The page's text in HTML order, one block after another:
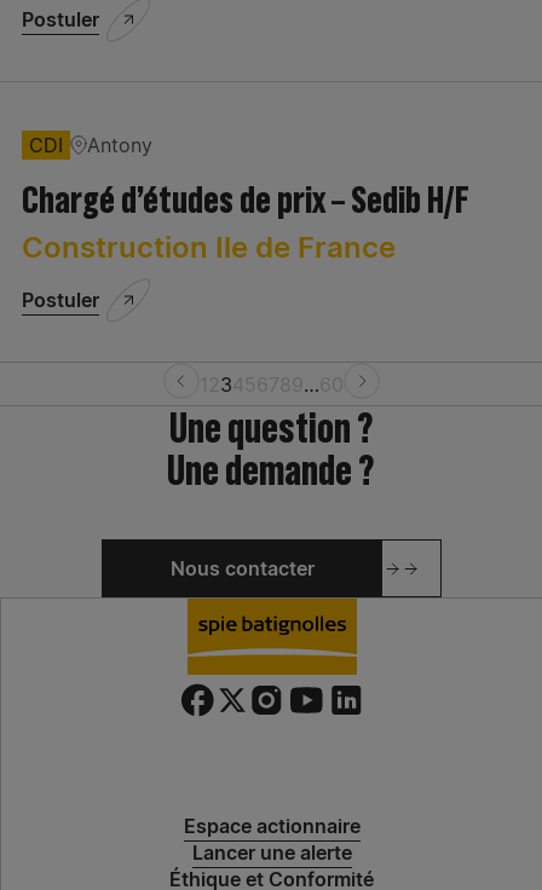
Postuler
CDI Antony
Chargé d’études de prix – Sedib H/F
Construction Ile de France
Postuler
1 2345 678 9 … 60
Une question ?
Une demande ?
Nous contacter
Espace actionnaire
Lancer une alerte
Éthique et Conformité